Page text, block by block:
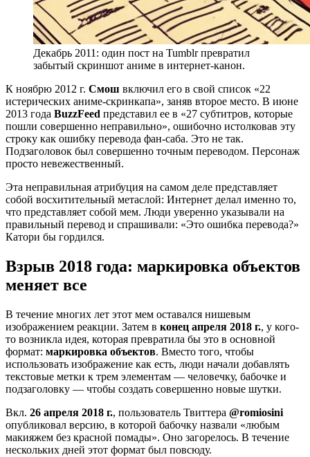
Декабрь 2011: один пост на Tumblr превратил
забытый скриншот аниме в интернет-канон.
К ноябрю 2012 г. Смош включил его в свой список «22
истерических аниме-скринкапа», заняв второе место. В июне
2013 года BuzzFeed представил ее в «27 субтитров, которые
пошли совершенно неправильно», ошибочно истолковав эту
строку как ошибку перевода фан-саба. Это не так.
Подзаголовок был совершенно точным переводом. Персонаж
просто невежественный.
Эта неправильная атрибуция на самом деле представляет
собой восхитительный метаслой: Интернет делал именно то,
что представляет собой мем. Люди уверенно указывали на
правильный перевод и спрашивали: «Это ошибка перевода?»
Катори бы гордился.
Взрыв 2018 года: маркировка объектов
меняет все
В течение многих лет этот мем оставался нишевым
изображением реакции. Затем в конец апреля 2018 г., у кого-
то возникла идея, которая превратила бы это в основной
формат: маркировка объектов. Вместо того, чтобы
использовать изображение как есть, люди начали добавлять
текстовые метки к трем элементам — человечку, бабочке и
подзаголовку — чтобы создать совершенно новые шутки.
Вкл. 26 апреля 2018 г., пользователь Твиттера @romiosini
опубликовал версию, в которой бабочку назвали «любым
макияжем без красной помады». Оно загорелось. В течение
нескольких дней этот формат был повсюду.